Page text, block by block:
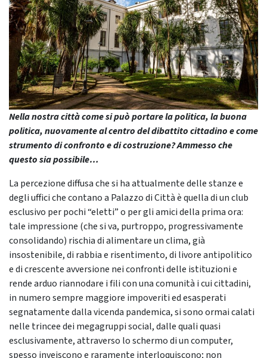
Nella nostra città come si può portare la politica, la buona
politica, nuovamente al centro del dibattito cittadino e come
strumento di confronto e di costruzione? Ammesso che
questo sia possibile…
La percezione diffusa che si ha attualmente delle stanze e
degli uffici che contano a Palazzo di Città è quella di un club
esclusivo per pochi “eletti” o per gli amici della prima ora:
tale impressione (che si va, purtroppo, progressivamente
consolidando) rischia di alimentare un clima, già
insostenibile, di rabbia e risentimento, di livore antipolitico
e di crescente avversione nei confronti delle istituzioni e
rende arduo riannodare i fili con una comunità i cui cittadini,
in numero sempre maggiore impoveriti ed esasperati
segnatamente dalla vicenda pandemica, si sono ormai calati
nelle trincee dei megagruppi social, dalle quali quasi
esclusivamente, attraverso lo schermo di un computer,
spesso inveiscono e raramente interloquiscono; non